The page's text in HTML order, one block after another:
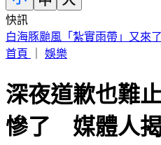
快訊
別只看台積電！ 外媒點名「2
首頁
娛樂
深夜道歉也難
慘了 媒體人